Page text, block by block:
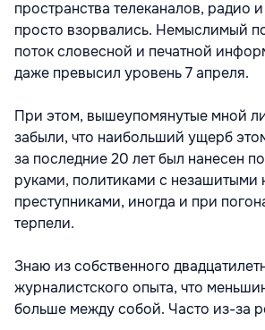
пространства телеканалов, радио
просто взорвались. Немыслимый
поток словесной и печатной
даже превысил уровень 7 апреля.
При этом, вышеупомянутые мной
забыли, что наибольший ущерб
за последние 20 лет был нанесен
руками, политиками с незашитыми
преступниками, иногда и при
терпели.
Знаю из собственного
журналистского опыта, что
больше между собой. Часто из-за